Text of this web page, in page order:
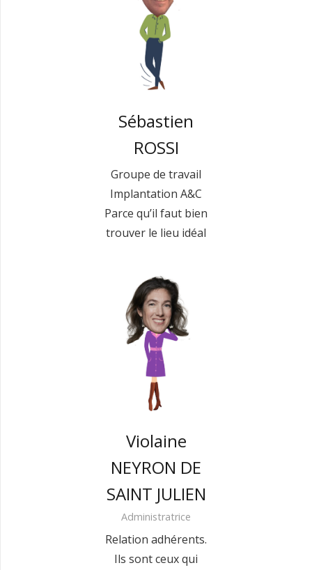
Sébastien
ROSSI
Groupe de travail
Implantation A&C
Parce qu’il faut bien
trouver le lieu idéal
Violaine
NEYRON DE
SAINT JULIEN
Administratrice
Relation adhérents.
Ils sont ceux qui